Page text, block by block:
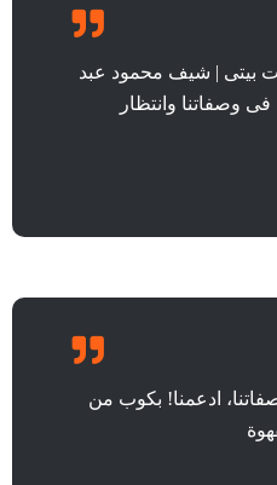
بيتى | شيف محمود عبد
فى وصفاتنا وانتظار
ادعمنا! بكوب من